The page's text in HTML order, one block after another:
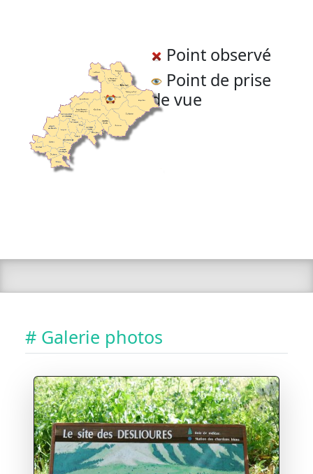
Point observé
Point de prise
de vue
# Galerie photos